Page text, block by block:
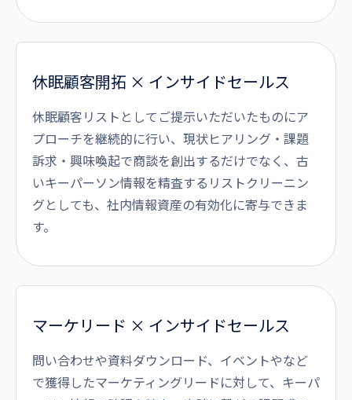
休眠顧客開拓 × インサイドセールス
休眠顧客リストとしてご提示いただいたものにア
プローチを継続的に行い、現状ヒアリング・課題
訴求・興味喚起で商談を創出するだけでなく、古
いキーパーソン情報を精査するリストクリーニン
グとしても、社内情報資産の有効化に寄与できま
す。
マーケリード × インサイドセールス
問い合わせや資料ダウンロード、イベントやなど
で獲得したマーケティングリードに対して、キーパ